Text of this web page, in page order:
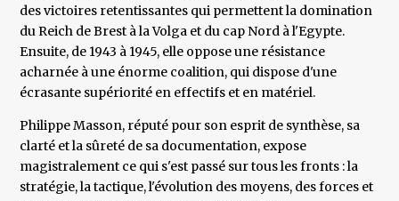
des victoires retentissantes qui permettent la domination
du Reich de Brest à la Volga et du cap Nord à l'Egypte.
Ensuite, de 1943 à 1945, elle oppose une résistance
acharnée à une énorme coalition, qui dispose d'une
écrasante supériorité en effectifs et en matériel.
Philippe Masson, réputé pour son esprit de synthèse, sa
clarté et la sûreté de sa documentation, expose
magistralement ce qui s'est passé sur tous les fronts : la
stratégie, la tactique, l'évolution des moyens, des forces et